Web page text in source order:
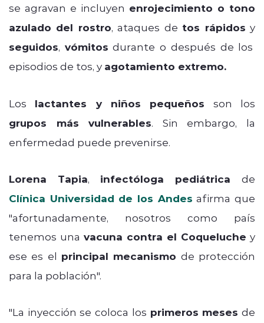
se agravan e incluyen enrojecimiento o tono
azulado del rostro, ataques de tos rápidos y
seguidos, vómitos durante o después de los
episodios de tos, y agotamiento extremo.
Los lactantes y niños pequeños son los
grupos más vulnerables. Sin embargo, la
enfermedad puede prevenirse.
Lorena Tapia, infectóloga pediátrica de
Clínica Universidad de los Andes afirma que
"afortunadamente, nosotros como país
tenemos una vacuna contra el Coqueluche y
ese es el principal mecanismo de protección
para la población".
"La inyección se coloca los primeros meses de